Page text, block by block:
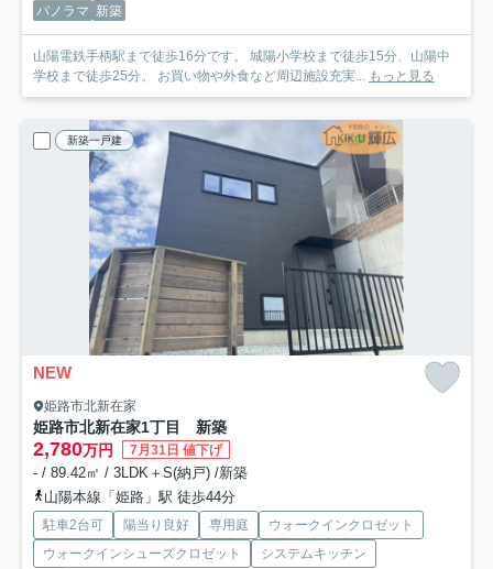
パノラマ 新築
山陽電鉄手柄駅まで徒歩16分です。 城陽小学校まで徒歩15分、山陽中
学校まで徒歩25分。 お買い物や外食など周辺施設充実... もっと見る
新築一戸建
NEW
姫路市北新在家
姫路市北新在家1丁目 新築
2,780万円 7月31日 値下げ
- / 89.42㎡ / 3LDK＋S(納戸) /新築
山陽本線「姫路」駅 徒歩44分
駐車2台可 陽当り良好 専用庭
ウォークインクロゼット
ウォークインシューズクロゼット
システムキッチン